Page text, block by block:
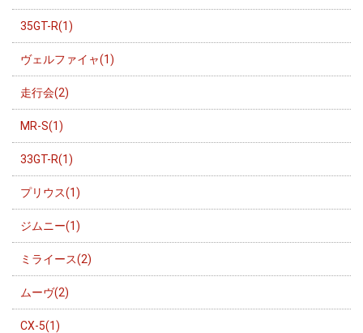
35GT-R(1)
ヴェルファイャ(1)
走行会(2)
MR-S(1)
33GT-R(1)
プリウス(1)
ジムニー(1)
ミライース(2)
ムーヴ(2)
CX-5(1)